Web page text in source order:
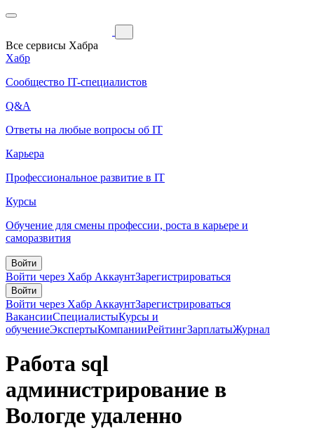
Все сервисы Хабра
Хабр
Сообщество IT-специалистов
Q&A
Ответы на любые вопросы об IT
Карьера
Профессиональное развитие в IT
Курсы
Обучение для смены профессии, роста в карьере и
саморазвития
Войти
Войти через Хабр АккаунтЗарегистрироваться
Войти
Войти через Хабр АккаунтЗарегистрироваться
ВакансииСпециалистыКурсы и
обучениеЭкспертыКомпанииРейтингЗарплатыЖурнал
Работа sql
администрирование в
Вологде удаленно